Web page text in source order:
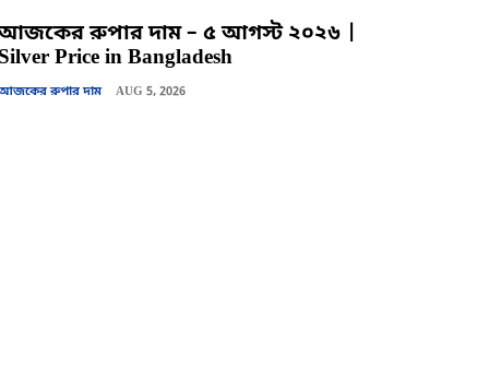
রুপার দাম – ৫ আগস্ট ২০২৬ |
Price in Bangladesh
রুপার দাম AUG 5, 2026